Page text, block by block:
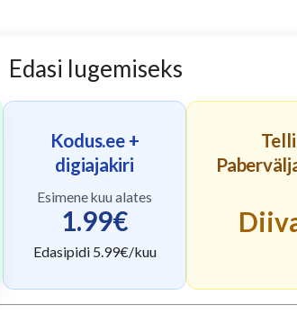
Edasi lugemiseks
Kodus.ee +
digiajakiri
Esimene kuu alates
1.99€
Edasipidi 5.99€/kuu
Telli